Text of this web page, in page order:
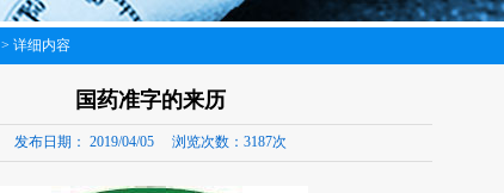
> 详细内容
国药准字的来历
发布日期： 2019/04/05 浏览次数： 3187次